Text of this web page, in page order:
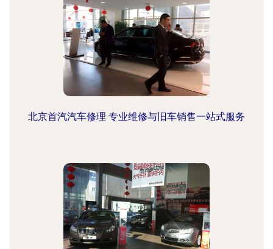
北京首汽汽车修理 专业维修与旧车销售一站式服务